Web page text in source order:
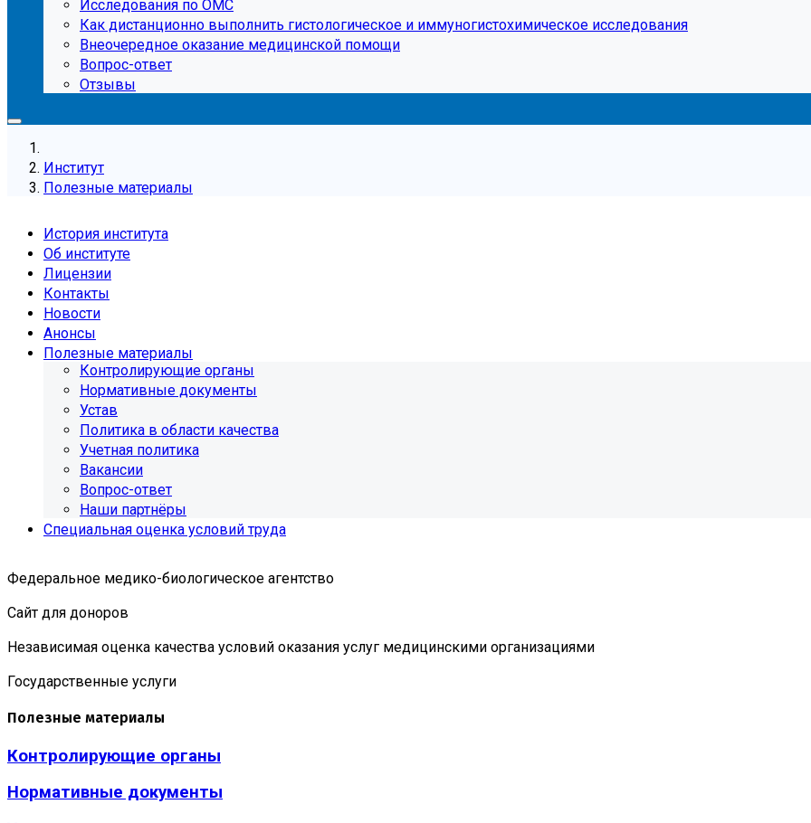
Исследования по ОМС
Как дистанционно выполнить гистологическое и иммуногистохимическое исследования
Внеочередное оказание медицинской помощи
Вопрос-ответ
Отзывы
Институт
Полезные материалы
История института
Об институте
Лицензии
Контакты
Новости
Анонсы
Полезные материалы
Контролирующие органы
Нормативные документы
Устав
Политика в области качества
Учетная политика
Вакансии
Вопрос-ответ
Наши партнёры
Специальная оценка условий труда
Федеральное медико-биологическое агентство
Сайт для доноров
Независимая оценка качества условий оказания услуг медицинскими организациями
Государственные услуги
Полезные материалы
Контролирующие органы
Нормативные документы